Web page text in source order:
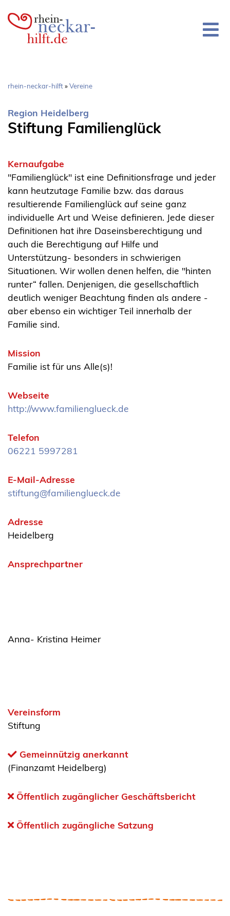
zum
Pfadnavigation
rhein-neckar-hilft Vereine
Region Heidelberg
Stiftung Familienglück
Kernaufgabe
"Familienglück" ist eine Definitionsfrage und jeder
kann heutzutage Familie bzw. das daraus
resultierende Familienglück auf seine ganz
individuelle Art und Weise definieren. Jede dieser
Definitionen hat ihre Daseinsberechtigung und
auch die Berechtigung auf Hilfe und
Unterstützung- besonders in schwierigen
Situationen. Wir wollen denen helfen, die "hinten
runter“ fallen. Denjenigen, die gesellschaftlich
deutlich weniger Beachtung finden als andere -
aber ebenso ein wichtiger Teil innerhalb der
Familie sind.
Mission
Familie ist für uns Alle(s)!
Webseite
http://www.familienglueck.de
Telefon
06221 5997281
E-Mail-Adresse
stiftung@familienglueck.de
Adresse
Heidelberg
Ansprechpartner
Anna- Kristina Heimer
Vereinsform
Stiftung
Gemeinnützig anerkannt
(Finanzamt Heidelberg)
Öffentlich zugänglicher Geschäftsbericht
Öffentlich zugängliche Satzung